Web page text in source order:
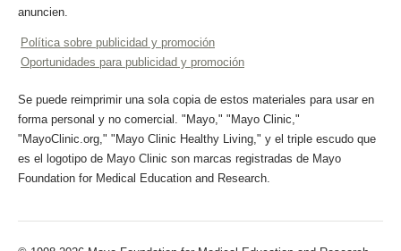
anuncien.
Política sobre publicidad y promoción
Oportunidades para publicidad y promoción
Se puede reimprimir una sola copia de estos materiales para usar en
forma personal y no comercial. "Mayo," "Mayo Clinic,"
"MayoClinic.org," "Mayo Clinic Healthy Living," y el triple escudo que
es el logotipo de Mayo Clinic son marcas registradas de Mayo
Foundation for Medical Education and Research.